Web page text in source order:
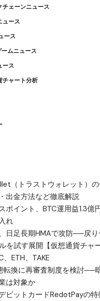
チェーンニュース
ュース
ース
ムニュース
ース
チャート分析
（トラストウォレット）
出金方法など徹底解説
ポイント、BTC運用益1.3
れ
日足長期HMAで攻防──戻
を試す展開【仮想通貨チャ
、ETH、TAKE
転換に再審査制度を検討──
は対象か
ビットカードRedotPayの